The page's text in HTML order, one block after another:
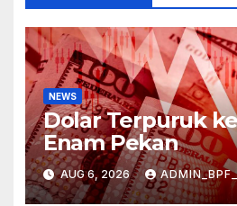
NEWS
Dolar Terpuruk
Enam Pekan
AUG 6, 2026